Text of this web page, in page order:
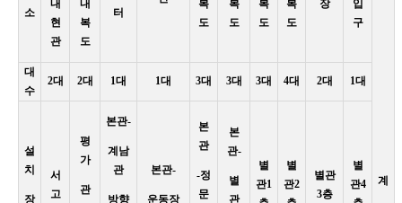
소
내
현
관
내
복
도
터
복
도
복
도
복
도
복
도
장
입
구
계
대
수
2대 2대 1대 1대 3대 3대 3대 4대 2대 1대
설
치
장
서
고
평
가
관
본관-
계남
관
방향
본관-
운동장
본
관
-정
문
본
관-
별
관
별
관1
별
관2
별관
3층
별
관4